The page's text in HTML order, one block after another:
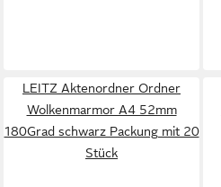
LEITZ Aktenordner Ordner
Wolkenmarmor A4 52mm
180Grad schwarz Packung mit 20
Stück